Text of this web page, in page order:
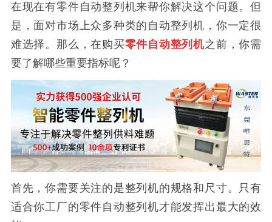
在现在有零件自动整列机来帮你解决这个问题。但
是，面对市场上众多种类的自动整列机，你一定很
难选择。那么，在购买零件自动整列机之前，你需
要了解哪些重要指标呢？
首先，你需要关注的是整列机的规格和尺寸。 只有
适合你工厂的零件自动整列机才能发挥出最大的效